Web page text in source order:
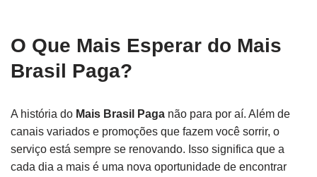
O Que Mais Esperar do Mais
Brasil Paga?
A história do Mais Brasil Paga não para por aí. Além de
canais variados e promoções que fazem você sorrir, o
serviço está sempre se renovando. Isso significa que a
cada dia a mais é uma nova oportunidade de encontrar